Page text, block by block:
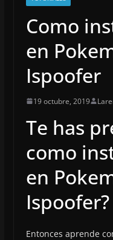
Como
en
Ispoofer
19 octubre, 2019
Te has
como
en
Ispoofer?
Entonces aprende